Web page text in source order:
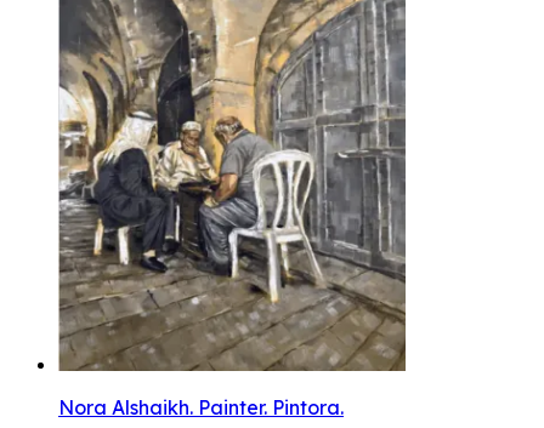
Nora Alshaikh. Painter. Pintora.